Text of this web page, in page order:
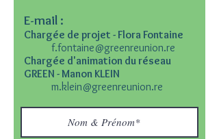
E-mail :
Chargée de projet - Flora Fontaine
f.fontaine@greenreunion.re
Chargée d'animation du réseau
GREEN - Manon KLEIN
m.klein@greenreunion.re